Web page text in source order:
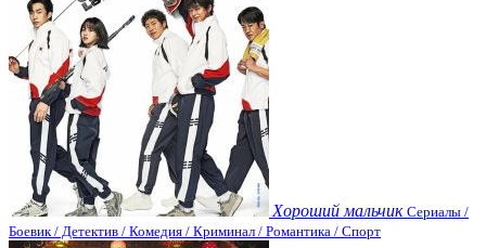
Хороший мальчик Сериалы /
Боевик / Детектив / Комедия / Криминал / Романтика / Спорт